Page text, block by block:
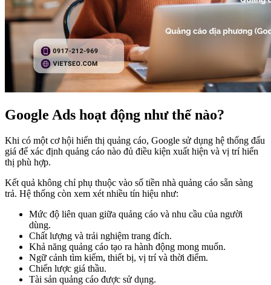
Google Ads hoạt động như thế nào?
Khi có một cơ hội hiển thị quảng cáo, Google sử dụng hệ thống đấu
giá để xác định quảng cáo nào đủ điều kiện xuất hiện và vị trí hiển
thị phù hợp.
Kết quả không chỉ phụ thuộc vào số tiền nhà quảng cáo sẵn sàng
trả. Hệ thống còn xem xét nhiều tín hiệu như:
Mức độ liên quan giữa quảng cáo và nhu cầu của người
dùng.
Chất lượng và trải nghiệm trang đích.
Khả năng quảng cáo tạo ra hành động mong muốn.
Ngữ cảnh tìm kiếm, thiết bị, vị trí và thời điểm.
Chiến lược giá thầu.
Tài sản quảng cáo được sử dụng.